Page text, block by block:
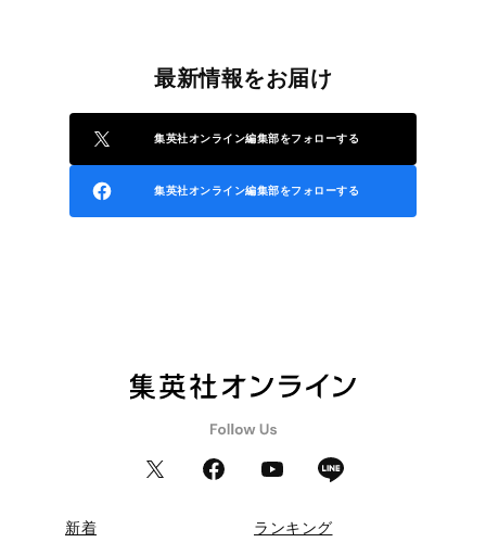
最新情報をお届け
集英社オンライン編集部をフォローする
集英社オンライン編集部をフォローする
新着 ランキング